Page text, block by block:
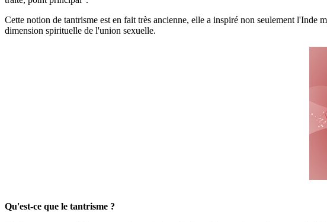
Cette notion de tantrisme est en fait très ancienne, elle a inspiré non seulement l'Inde
dimension spirituelle de l'union sexuelle.
Qu'est-ce que le tantrisme ?